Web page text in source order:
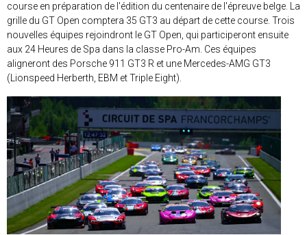
course en préparation de l'édition du centenaire de l'épreuve belge. La
grille du GT Open comptera 35 GT3 au départ de cette course. Trois
nouvelles équipes rejoindront le GT Open, qui participeront ensuite
aux 24 Heures de Spa dans la classe Pro-Am. Ces équipes
aligneront des Porsche 911 GT3 R et une Mercedes-AMG GT3
(Lionspeed Herberth, EBM et Triple Eight).